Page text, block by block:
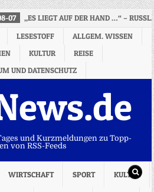
07
„ES LIEGT AUF DER HAND …“ –
LESESTOFF
ALLGEM. WISSEN
KULTUR
REISE
UND DATENSCHUTZ
und Kurzmeldungen zu Topp-
von RSS-Feeds
WIRTSCHAFT SPORT KULTUR